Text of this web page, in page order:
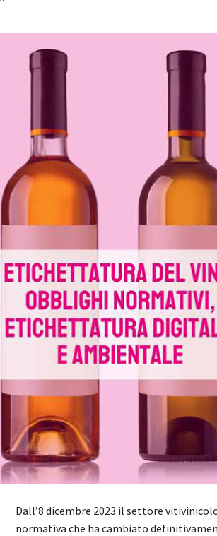
Dall’8 dicembre 2023 il settore
normativa che ha cambiato